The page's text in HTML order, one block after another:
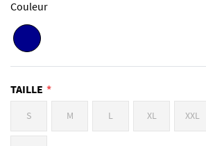
Couleur
TAILLE
S M L XL XXL